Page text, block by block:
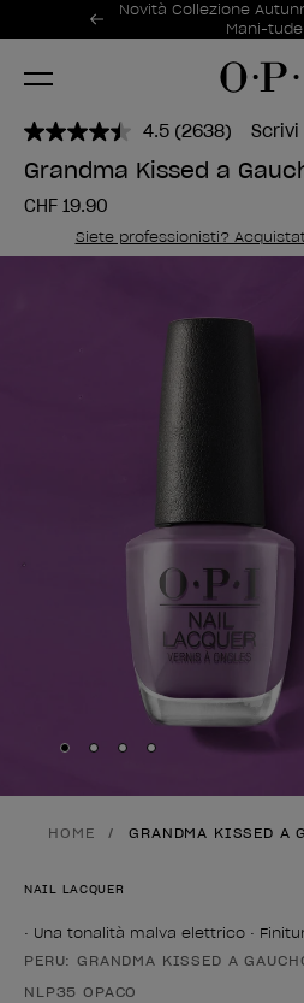
Offerte promozionali
Novità Collezione
Mani-
Item 1 of 2
4.5 Leggi
2638
recensioni.
alla
pagina.
(2638) Scrivi
Grandma Kissed a
CHF 19.90
Siete professionisti?
Skip to slide
Skip to slide 2
Skip to slide3
Skip to slide
HOME GRANDMA KISSED A
NAIL LACQUER
• Una tonalità malva elettrico •
Forma del prodotto
PERU: GRANDMA KISSED A
NLP35 OPACO